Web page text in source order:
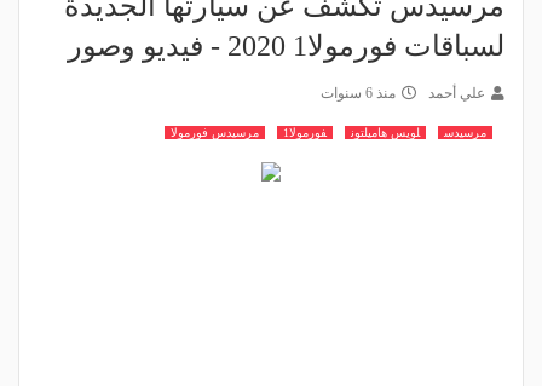
لسباقات فورمولا1 2020 - فيديو وصور
علي أحمد منذ 6 سنوات
مرسيدس لويس هاميلتون فورمولا1 مرسيدس فورمولا